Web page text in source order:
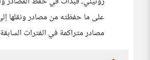
على ما حفظته من مصادر ونقلها
مصادر متراكمة في الفترات